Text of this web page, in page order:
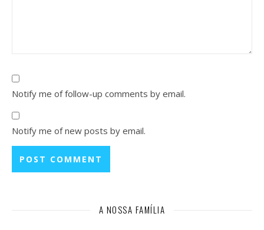
Notify me of follow-up comments by email.
Notify me of new posts by email.
A NOSSA FAMÍLIA